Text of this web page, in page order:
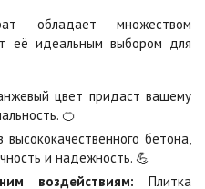
Цена по запросу
Сансет
обладает множеством
её идеальным выбором для
цвет придаст вашему
🍊
высококачественного бетона,
и надежность. 💪
воздействиям: Плитка